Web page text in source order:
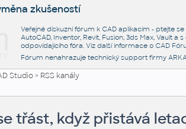
zkušeností
Veřejné diskuzní fórum k CAD aplikacím - ptejte
AutoCAD, Inventor, Revit, Fusion, 3ds Max, Vault
odpovídajícího fóra. Viz další informace o CAD
Fórum nenahrazuje technický support firmy
Studio> RSS kanály
třást, když přistává